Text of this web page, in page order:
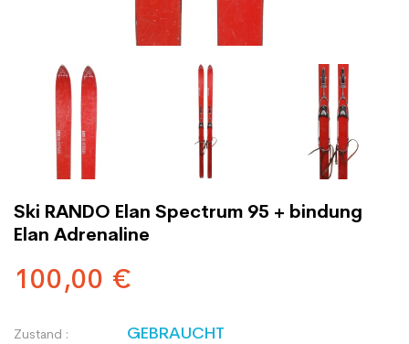
Ski RANDO Elan Spectrum 95 + bindung
Elan Adrenaline
100,00 €
Zustand : GEBRAUCHT